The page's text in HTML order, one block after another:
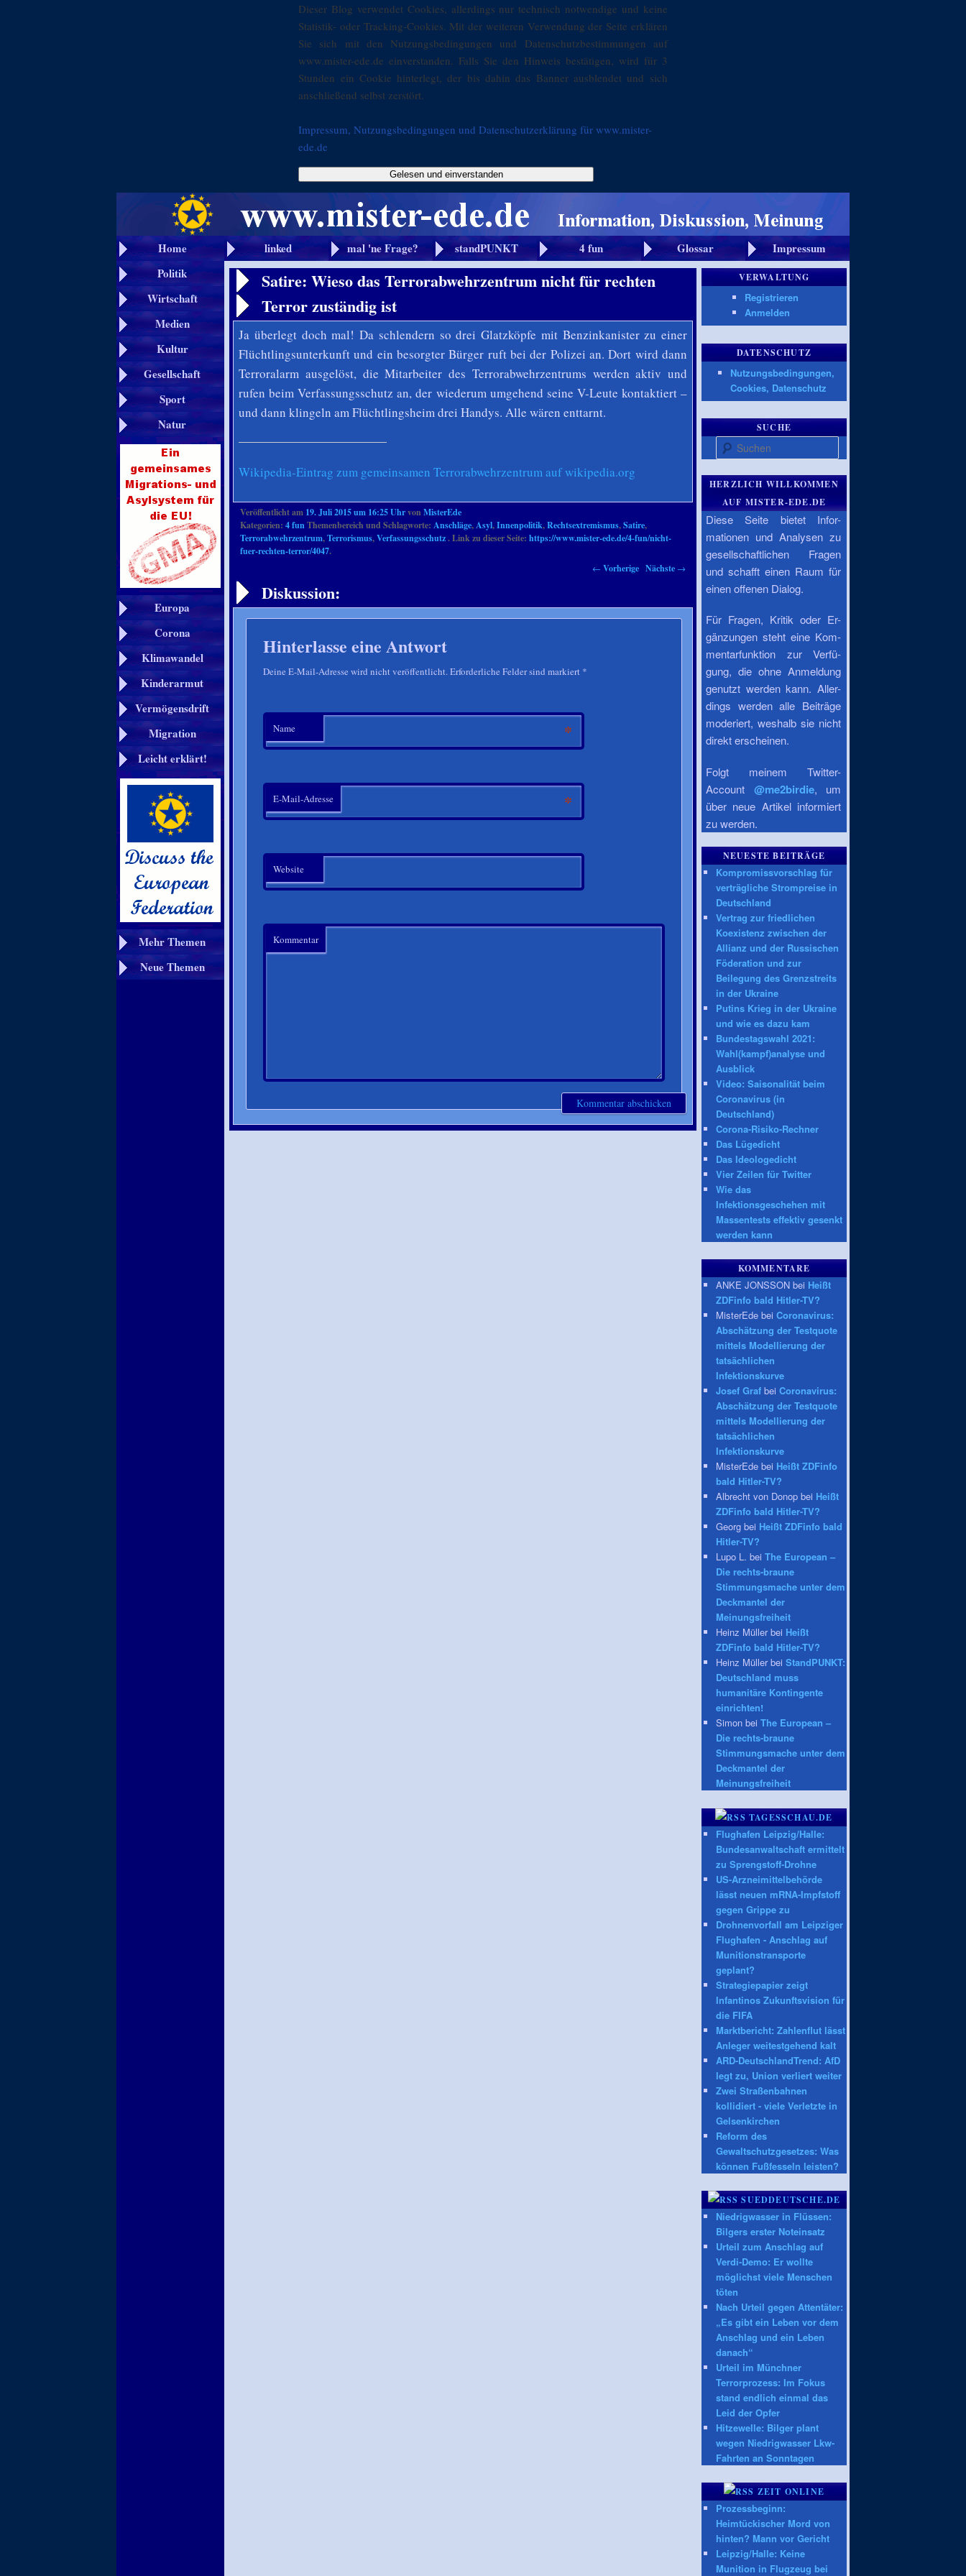
Dieser Blog verwendet Cookies, allerdings nur technisch notwendige und keine
Statistik- oder Tracking-Cookies. Mit der weiteren Verwendung der Seite erklären
Sie sich mit den Nutzungsbedingungen und Datenschutzbestimmungen auf
www.mister-ede.de einverstanden. Falls Sie den Hinweis bestätigen, wird für 3
Stunden ein Cookie hinterlegt, der bis dahin das Banner ausblendet und sich
anschließend selbst zerstört.
Impressum, Nutzungsbedingungen und Datenschutzerklärung für www.mister-
ede.de
Gelesen und einverstanden
Home linked mal 'ne Frage? standPUNKT 4 fun Glossar
Impressum
Politik
Wirtschaft
Medien
Kultur
Gesellschaft
Sport
Natur
Europa
Corona
Klimawandel
Kinderarmut
Vermögensdrift
Migration
Leicht erklärt!
Mehr Themen
Neue Themen
Satire: Wieso das Terrorabwehrzentrum nicht für rechten
Terror zuständig ist
Ja überlegt doch mal! Da schlendern so drei Glatzköpfe mit Benzinkanister zu einer
Flüchtlingsunterkunft und ein besorgter Bürger ruft bei der Polizei an. Dort wird dann
Terroralarm ausgelöst, die Mitarbeiter des Terrorabwehrzentrums werden aktiv und
rufen beim Verfassungsschutz an, der wiederum umgehend seine V-Leute kontaktiert –
und dann klingeln am Flüchtlingsheim drei Handys. Alle wären enttarnt.
Wikipedia-Eintrag zum gemeinsamen Terrorabwehrzentrum auf wikipedia.org
Veröffentlicht am 19. Juli 2015 um 16:25 Uhrvon MisterEde
Kategorien: 4 funThemenbereich und Schlagworte: Anschläge,Asyl,Innenpolitik,Rechtsextremismus,Satire,
Terrorabwehrzentrum,Terrorismus,Verfassungsschutz. Link zu dieser Seite: https://www.mister-ede.de/4-fun/nicht-
fuer-rechten-terror/4047.
← Vorherige Nächste →
Diskussion:
Hinterlasse eine Antwort
Deine E-Mail-Adresse wird nicht veröffentlicht. Erforderliche Felder sind markiert *
Name *
E-Mail-Adresse *
Website
Kommentar
VERWALTUNG
Registrieren
Anmelden
DATENSCHUTZ
Nutzungsbedingungen,
Cookies, Datenschutz
SUCHE
Suchen
HERZLICH WILLKOMMEN
AUF MISTER-EDE.DE
Diese Seite bietet Infor-
mationen und Analysen zu
gesellschaftlichen Fragen
und schafft einen Raum für
einen offenen Dialog.
Für Fragen, Kritik oder Er-
gänzungen steht eine Kom-
mentarfunktion zur Verfü-
gung, die ohne Anmeldung
genutzt werden kann. Aller-
dings werden alle Beiträge
moderiert, weshalb sie nicht
direkt erscheinen.
Folgt meinem Twitter-
Account @me2birdie, um
über neue Artikel informiert
zu werden.
NEUESTE BEITRÄGE
Kompromissvorschlag für
verträgliche Strompreise in
Deutschland
Vertrag zur friedlichen
Koexistenz zwischen der
Allianz und der Russischen
Föderation und zur
Beilegung des Grenzstreits
in der Ukraine
Putins Krieg in der Ukraine
und wie es dazu kam
Bundestagswahl 2021:
Wahl(kampf)analyse und
Ausblick
Video: Saisonalität beim
Coronavirus (in
Deutschland)
Corona-Risiko-Rechner
Das Lügedicht
Das Ideologedicht
Vier Zeilen für Twitter
Wie das
Infektionsgeschehen mit
Massentests effektiv gesenkt
werden kann
KOMMENTARE
ANKE JONSSON bei Heißt
ZDFinfo bald Hitler-TV?
MisterEde bei Coronavirus:
Abschätzung der Testquote
mittels Modellierung der
tatsächlichen
Infektionskurve
Josef Graf bei Coronavirus:
Abschätzung der Testquote
mittels Modellierung der
tatsächlichen
Infektionskurve
MisterEde bei Heißt ZDFinfo
bald Hitler-TV?
Albrecht von Donop bei Heißt
ZDFinfo bald Hitler-TV?
Georg bei Heißt ZDFinfo bald
Hitler-TV?
Lupo L. bei The European –
Die rechts-braune
Stimmungsmache unter dem
Deckmantel der
Meinungsfreiheit
Heinz Müller bei Heißt
ZDFinfo bald Hitler-TV?
Heinz Müller bei StandPUNKT:
Deutschland muss
humanitäre Kontingente
einrichten!
Simon bei The European –
Die rechts-braune
Stimmungsmache unter dem
Deckmantel der
Meinungsfreiheit
TAGESSCHAU.DE
Flughafen Leipzig/Halle:
Bundesanwaltschaft ermittelt
zu Sprengstoff-Drohne
US-Arzneimittelbehörde
lässt neuen mRNA-Impfstoff
gegen Grippe zu
Drohnenvorfall am Leipziger
Flughafen - Anschlag auf
Munitionstransporte
geplant?
Strategiepapier zeigt
Infantinos Zukunftsvision für
die FIFA
Marktbericht: Zahlenflut lässt
Anleger weitestgehend kalt
ARD-DeutschlandTrend: AfD
legt zu, Union verliert weiter
Zwei Straßenbahnen
kollidiert - viele Verletzte in
Gelsenkirchen
Reform des
Gewaltschutzgesetzes: Was
können Fußfesseln leisten?
SUEDDEUTSCHE.DE
Niedrigwasser in Flüssen:
Bilgers erster Noteinsatz
Urteil zum Anschlag auf
Verdi-Demo: Er wollte
möglichst viele Menschen
töten
Nach Urteil gegen Attentäter:
„Es gibt ein Leben vor dem
Anschlag und ein Leben
danach“
Urteil im Münchner
Terrorprozess: Im Fokus
stand endlich einmal das
Leid der Opfer
Hitzewelle: Bilger plant
wegen Niedrigwasser Lkw-
Fahrten an Sonntagen
ZEIT ONLINE
Prozessbeginn:
Heimtückischer Mord von
hinten? Mann vor Gericht
Leipzig/Halle: Keine
Munition in Flugzeug bei